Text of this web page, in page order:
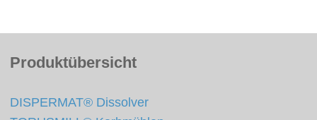
Produktübersicht
DISPERMAT® Dissolver